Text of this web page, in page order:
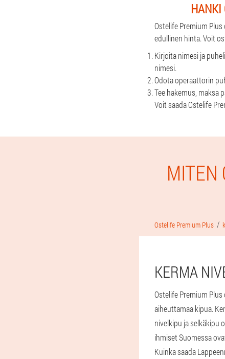
HANKI
Ostelife Premium
edullinen hinta. Voit
Kirjoita nimesi ja
nimesi.
Odota operaattorin
Tee hakemus, maksa
Voit saada Ostelife
MITEN
Ostelife Premium Plus
KERMA
Ostelife Premium
aiheuttamaa kipua.
nivelkipu ja selkäkipu
ihmiset Suomessa
Kuinka saada